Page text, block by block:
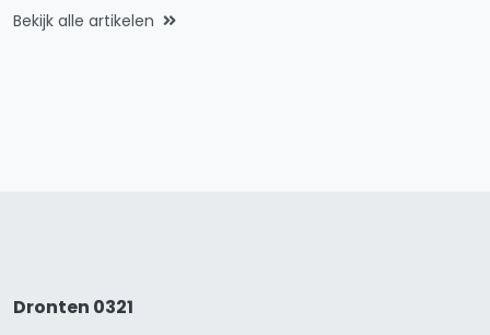
Bekijk alle artikelen
Dronten 0321